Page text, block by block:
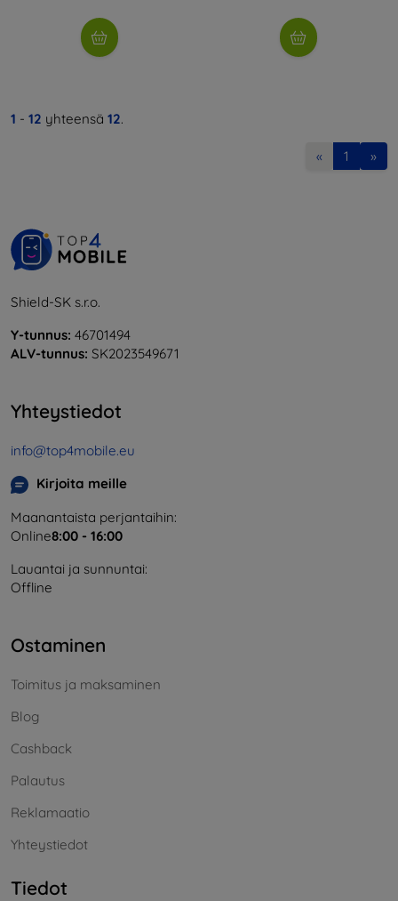
1 - 12 yhteensä 12.
« 1 »
Shield-SK s.r.o.
Y-tunnus: 46701494
ALV-tunnus: SK2023549671
Yhteystiedot
info@top4mobile.eu
Kirjoita meille
Maanantaista perjantaihin:
Online8:00 - 16:00
Lauantai ja sunnuntai:
Offline
Ostaminen
Toimitus ja maksaminen
Blog
Cashback
Palautus
Reklamaatio
Yhteystiedot
Tiedot